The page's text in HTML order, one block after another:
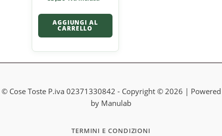
AGGIUNGI AL
CARRELLO
© Cose Toste P.iva 02371330842 - Copyright © 2026 | Powered
by Manulab
TERMINI E CONDIZIONI